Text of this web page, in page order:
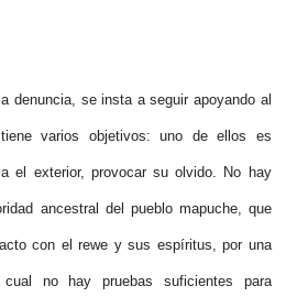
denuncia, se insta a seguir apoyando al
varios objetivos: uno de ellos es
el exterior, provocar su olvido. No hay
ancestral del pueblo mapuche, que
con el rewe y sus espíritus, por una
no hay pruebas suficientes para